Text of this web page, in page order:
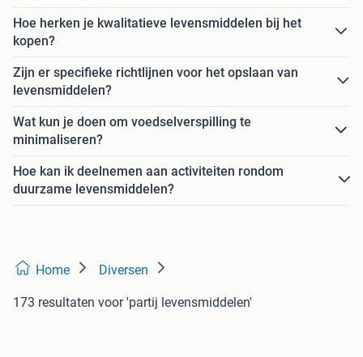
Hoe herken je kwalitatieve levensmiddelen bij het
kopen?
Zijn er specifieke richtlijnen voor het opslaan van
levensmiddelen?
Wat kun je doen om voedselverspilling te
minimaliseren?
Hoe kan ik deelnemen aan activiteiten rondom
duurzame levensmiddelen?
Home Diversen
173 resultaten voor 'partij levensmiddelen'